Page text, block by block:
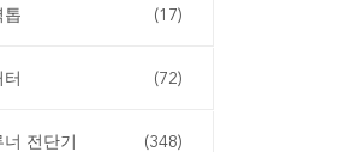
톱 (17)
(72)
전단기 (348)